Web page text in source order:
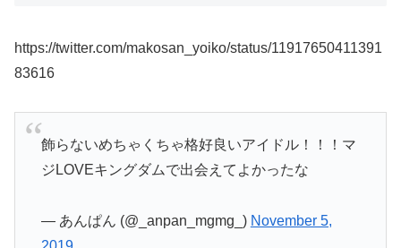
https://twitter.com/makosan_yoiko/status/11917650411391
83616
飾らないめちゃくちゃ格好良いアイドル！！！マ
ジLOVEキングダムで出会えてよかったな
— あんぱん (@_anpan_mgmg_) November 5,